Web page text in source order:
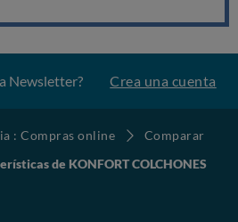
Newsletter? Crea una cuenta
: Compras online
Comparar
de KONFORT COLCHONES